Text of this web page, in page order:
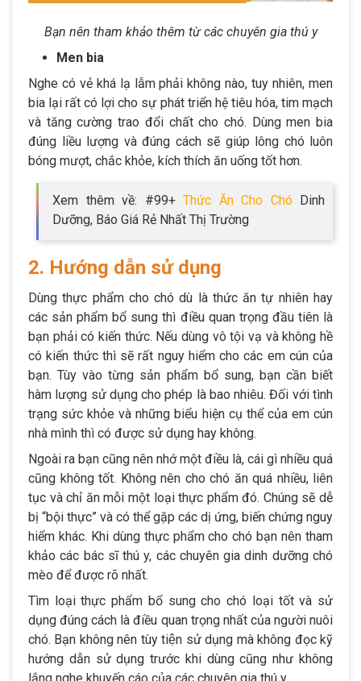
Bạn nên tham khảo thêm từ các chuyên gia thú y
Men bia
Nghe có vẻ khá lạ lẫm phải không nào, tuy nhiên, men
bia lại rất có lợi cho sự phát triển hệ tiêu hóa, tim mạch
và tăng cường trao đổi chất cho chó. Dùng men bia
đúng liều lượng và đúng cách sẽ giúp lông chó luôn
bóng mượt, chắc khỏe, kích thích ăn uống tốt hơn.
Xem thêm về: #99+ Thức Ăn Cho ChóDinh
Dưỡng, Báo Giá Rẻ Nhất Thị Trường
2. Hướng dẫn sử dụng
Dùng thực phẩm cho chó dù là thức ăn tự nhiên hay
các sản phẩm bổ sung thì điều quan trọng đầu tiên là
bạn phải có kiến thức. Nếu dùng vô tội vạ và không hề
có kiến thức thì sẽ rất nguy hiểm cho các em cún của
bạn. Tùy vào từng sản phẩm bổ sung, bạn cần biết
hàm lượng sử dụng cho phép là bao nhiêu. Đối với tình
trạng sức khỏe và những biểu hiện cụ thể của em cún
nhà mình thì có được sử dụng hay không.
Ngoài ra bạn cũng nên nhớ một điều là, cái gì nhiều quá
cũng không tốt. Không nên cho chó ăn quá nhiều, liên
tục và chỉ ăn mỗi một loại thực phẩm đó. Chúng sẽ dễ
bị “bội thực” và có thể gặp các dị ứng, biến chứng nguy
hiểm khác. Khi dùng thực phẩm cho chó bạn nên tham
khảo các bác sĩ thú y, các chuyên gia dinh dưỡng chó
mèo để được rõ nhất.
Tìm loại thực phẩm bổ sung cho chó loại tốt và sử
dụng đúng cách là điều quan trọng nhất của người nuôi
chó. Bạn không nên tùy tiện sử dụng mà không đọc kỹ
hướng dẫn sử dụng trước khi dùng cũng như không